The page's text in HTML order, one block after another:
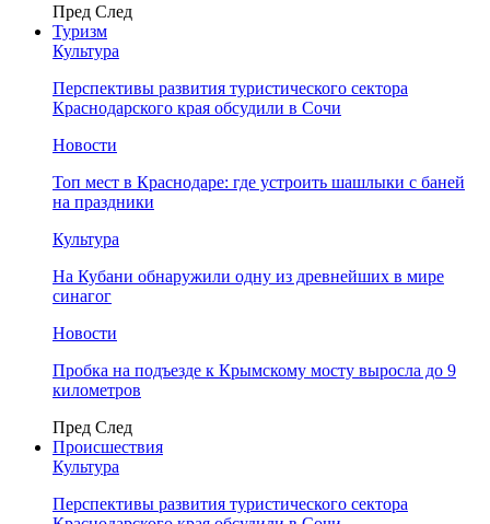
Пред След
Туризм
Культура
Перспективы развития туристического сектора
Краснодарского края обсудили в Сочи
Новости
Топ мест в Краснодаре: где устроить шашлыки с баней
на праздники
Культура
На Кубани обнаружили одну из древнейших в мире
синагог
Новости
Пробка на подъезде к Крымскому мосту выросла до 9
километров
Пред След
Происшествия
Культура
Перспективы развития туристического сектора